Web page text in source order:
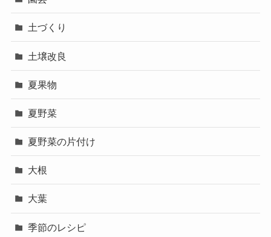
土づくり
土壌改良
夏果物
夏野菜
夏野菜の片付け
大根
大葉
季節のレシピ